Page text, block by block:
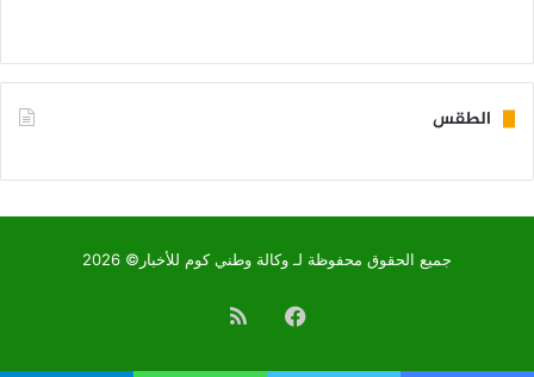
الطقس
جميع الحقوق محفوظة لـ وكالة وطني كوم للأخبار© 2026
فيسبوكملخص